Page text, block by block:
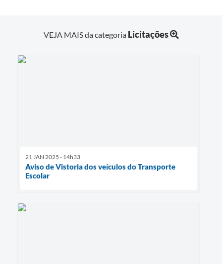
VEJA MAIS da categoria Licitações
21 JAN 2025 - 14h33
Aviso de Vistoria dos veículos do Transporte
Escolar